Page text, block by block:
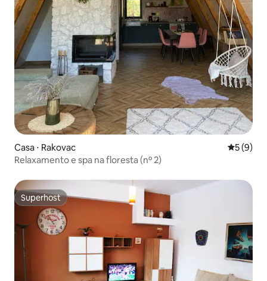
Casa ⋅ Rakovac 5 de
5 (9)
Relaxamento e spa na floresta (nº 2)
Superhost
Superhost